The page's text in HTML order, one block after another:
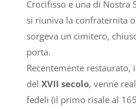
Crocifisso e una di Nostra
si riuniva la confraternita
sorgeva un cimitero,
porta.
Recentemente
del XVII secolo, venne
fedeli (il primo risale al